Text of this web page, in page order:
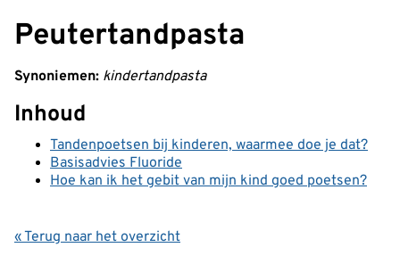
Peutertandpasta
Synoniemen: kindertandpasta
Inhoud
Tandenpoetsen bij kinderen, waarmee doe je dat?
Basisadvies Fluoride
Hoe kan ik het gebit van mijn kind goed poetsen?
« Terug naar het overzicht